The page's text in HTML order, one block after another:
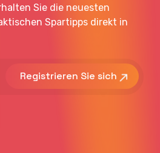
Sie die neuesten
Spartipps direkt in